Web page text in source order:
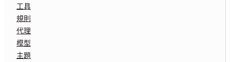
工具
規則
代理
模型
主題